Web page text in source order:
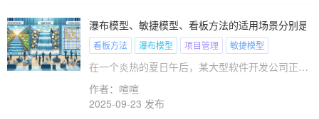
导致成本超支，甚至项目失败。那么，究竟该如
何在这场选择中立于不败之地呢？本文将带领读
者深入探讨瀑布与敏捷方法论的奥秘，帮助您做
出明智的决策。
瀑布模型、敏捷模型、看板方法的适用场景分别是
看板方法 瀑布模型 项目管理 敏捷模型
在一个炎热的夏日午后，某大型软件开发公司正在
进行一场关于项目管理方法选择的激烈讨论。项目
经理们围坐在会议室的长桌旁，试图找到一个能够
最大化提升团队效率和项目成功率的最佳管理模
作者：喧喧
2025-09-23 发布